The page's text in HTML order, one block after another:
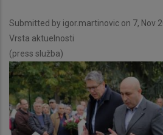
Submitted by igor.martinovic on 7, Nov
Vrsta aktuelnosti
(press služba)